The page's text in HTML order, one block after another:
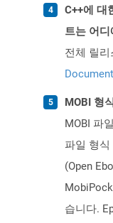
C++에 대
트는 어
전체 릴
MOBI 형
MOBI 파
파일 형
(Open
습니다.